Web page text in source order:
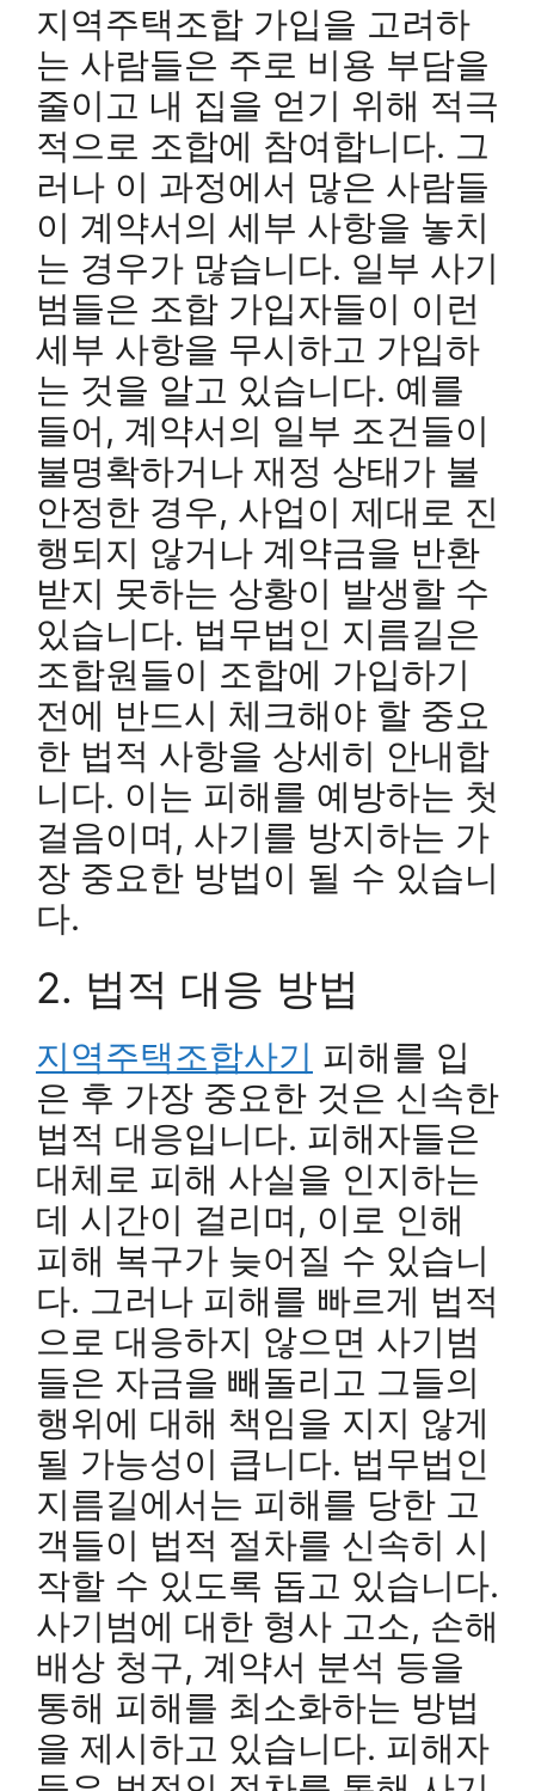
지역주택조합 가입을 고려하
는 사람들은 주로 비용 부담을
줄이고 내 집을 얻기 위해 적극
적으로 조합에 참여합니다. 그
러나 이 과정에서 많은 사람들
이 계약서의 세부 사항을 놓치
는 경우가 많습니다. 일부 사기
범들은 조합 가입자들이 이런
세부 사항을 무시하고 가입하
는 것을 알고 있습니다. 예를
들어, 계약서의 일부 조건들이
불명확하거나 재정 상태가 불
안정한 경우, 사업이 제대로 진
행되지 않거나 계약금을 반환
받지 못하는 상황이 발생할 수
있습니다. 법무법인 지름길은
조합원들이 조합에 가입하기
전에 반드시 체크해야 할 중요
한 법적 사항을 상세히 안내합
니다. 이는 피해를 예방하는 첫
걸음이며, 사기를 방지하는 가
장 중요한 방법이 될 수 있습니
다.
2. 법적 대응 방법
지역주택조합사기 피해를 입
은 후 가장 중요한 것은 신속한
법적 대응입니다. 피해자들은
대체로 피해 사실을 인지하는
데 시간이 걸리며, 이로 인해
피해 복구가 늦어질 수 있습니
다. 그러나 피해를 빠르게 법적
으로 대응하지 않으면 사기범
들은 자금을 빼돌리고 그들의
행위에 대해 책임을 지지 않게
될 가능성이 큽니다. 법무법인
지름길에서는 피해를 당한 고
객들이 법적 절차를 신속히 시
작할 수 있도록 돕고 있습니다.
사기범에 대한 형사 고소, 손해
배상 청구, 계약서 분석 등을
통해 피해를 최소화하는 방법
을 제시하고 있습니다. 피해자